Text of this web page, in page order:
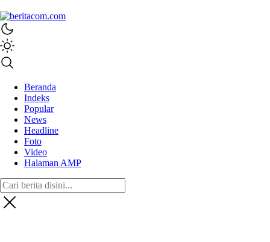
beritacom.com
bestnews
Beranda
Indeks
Popular
News
Headline
Foto
Video
Halaman AMP